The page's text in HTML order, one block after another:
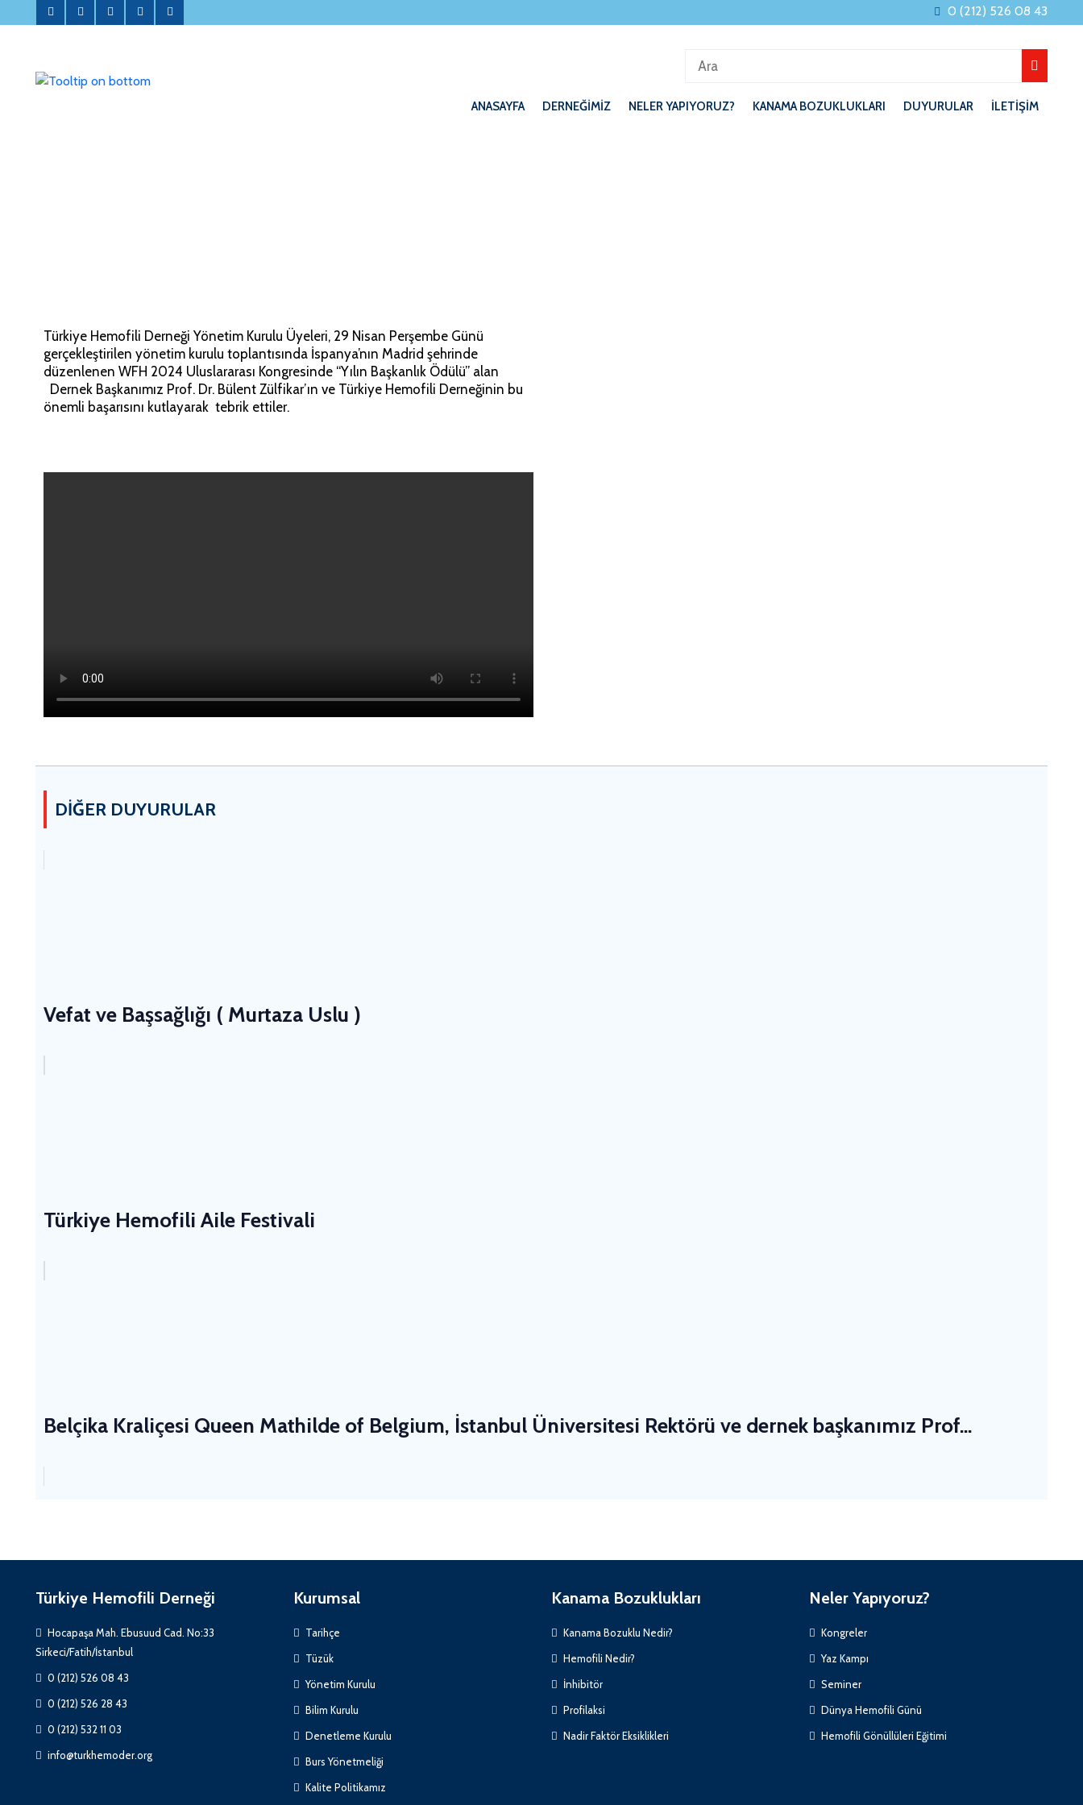
ANASAYFA
0 (212) 526 08 43
ANASAYFA DERNEĞİMİZ NELER YAPIYORUZ? KANAMA BOZUKLUKLARI DUYURULAR İLETİŞİM
Türkiye Hemofili Derneği Yönetim Kurulu Üyeleri, 29 Nisan Perşembe Günü
gerçekleştirilen yönetim kurulu toplantısında İspanya’nın Madrid şehrinde
düzenlenen WFH 2024 Uluslararası Kongresinde “Yılın Başkanlık Ödülü” alan
Dernek Başkanımız Prof. Dr. Bülent Zülfikar’ın ve Türkiye Hemofili Derneğinin bu
önemli başarısını kutlayarak tebrik ettiler.
DİĞER DUYURULAR
Vefat ve Başsağlığı ( Murtaza Uslu )
Türkiye Hemofili Aile Festivali
Belçika Kraliçesi Queen Mathilde of Belgium, İstanbul Üniversitesi Rektörü ve dernek başkanımız Prof...
Türkiye Hemofili Derneği
Hocapaşa Mah. Ebusuud Cad. No:33
Sirkeci/Fatih/İstanbul
0 (212) 526 08 43
0 (212) 526 28 43
0 (212) 532 11 03
info@turkhemoder.org
Kurumsal
Tarihçe
Tüzük
Yönetim Kurulu
Bilim Kurulu
Denetleme Kurulu
Burs Yönetmeliği
Kalite Politikamız
Kanama Bozuklukları
Kanama Bozuklu Nedir?
Hemofili Nedir?
İnhibitör
Profilaksi
Nadir Faktör Eksiklikleri
Neler Yapıyoruz?
Kongreler
Yaz Kampı
Seminer
Dünya Hemofili Günü
Hemofili Gönüllüleri Eğitimi